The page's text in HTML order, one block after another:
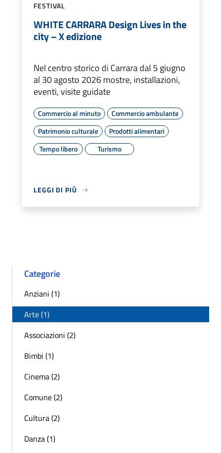
FESTIVAL
WHITE CARRARA Design Lives in the
city – X edizione
Nel centro storico di Carrara dal 5 giugno
al 30 agosto 2026 mostre, installazioni,
eventi, visite guidate
Commercio al minuto
Commercio ambulante
Patrimonio culturale
Prodotti alimentari
Tempo libero
Turismo
LEGGI DI PIÙ
Categorie
Anziani (1)
Arte (1)
Associazioni (2)
Bimbi (1)
Cinema (2)
Comune (2)
Cultura (2)
Danza (1)